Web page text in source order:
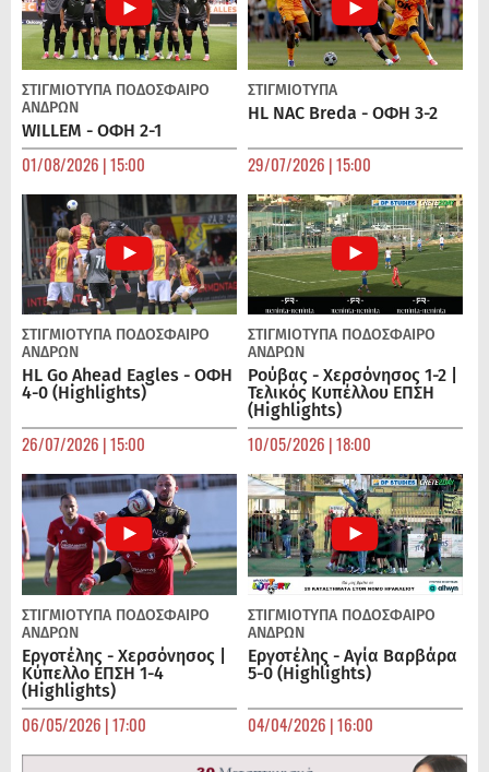
ΣΤΙΓΜΙΟΤΥΠΑ ΠΟΔΌΣΦΑΙΡΟ
ΑΝΔΡΏΝ
WILLEM - ΟΦΗ 2-1
01/08/2026 | 15:00
ΣΤΙΓΜΙΟΤΥΠΑ
HL NAC Breda - ΟΦΗ 3-2
29/07/2026 | 15:00
ΣΤΙΓΜΙΟΤΥΠΑ ΠΟΔΌΣΦΑΙΡΟ
ΑΝΔΡΏΝ
HL Go Ahead Eagles - ΟΦΗ
4-0 (Highlights)
26/07/2026 | 15:00
ΣΤΙΓΜΙΟΤΥΠΑ ΠΟΔΌΣΦΑΙΡΟ
ΑΝΔΡΏΝ
Ρούβας - Χερσόνησος 1-2 |
Τελικός Κυπέλλου ΕΠΣΗ
(Highlights)
10/05/2026 | 18:00
ΣΤΙΓΜΙΟΤΥΠΑ ΠΟΔΌΣΦΑΙΡΟ
ΑΝΔΡΏΝ
Εργοτέλης - Χερσόνησος |
Κύπελλο ΕΠΣΗ 1-4
(Highlights)
06/05/2026 | 17:00
ΣΤΙΓΜΙΟΤΥΠΑ ΠΟΔΌΣΦΑΙΡΟ
ΑΝΔΡΏΝ
Εργοτέλης - Αγία Βαρβάρα
5-0 (Highlights)
04/04/2026 | 16:00